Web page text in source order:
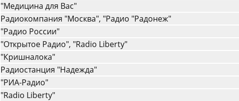
"Медицина для Вас"
Радиокомпания "Москва", "Радио "Радонеж"
"Радио России"
"Открытое Радио", "Radio Liberty"
"Кришналока"
Радиостанция "Hадежда"
"РИА-Радио"
"Radio Liberty"